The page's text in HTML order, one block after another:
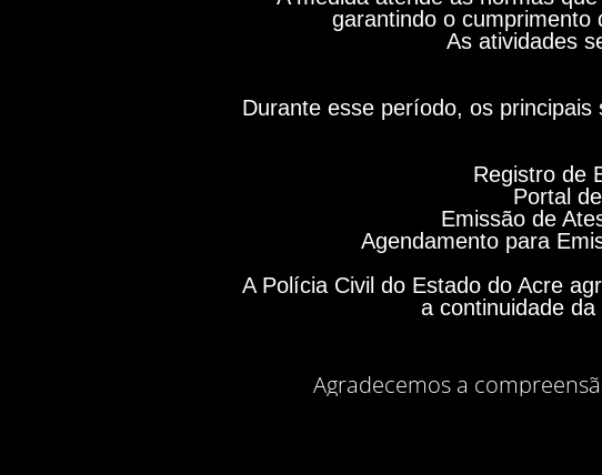
garantindo o cumprimento
As atividades
Durante esse período, os
Registro de
Portal
Emissão de
Agendamento para
A Polícia Civil do Estado do Acre
a continuidade
Agradecemos a